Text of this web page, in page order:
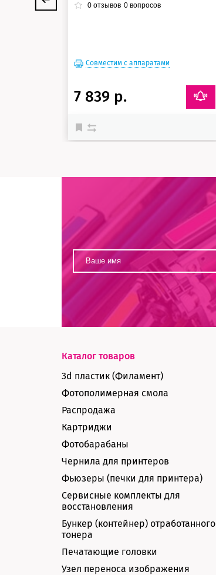
0 отзывов 0 вопросов
Совместим с аппаратами
7 839 р.
Каталог товаров
3d пластик (Филамент)
Фотополимерная смола
Распродажа
Картриджи
Фотобарабаны
Чернила для принтеров
Фьюзеры (печки для принтера)
Сервисные комплекты для
восстановления
Бункер (контейнер) отработанного
тонера
Печатающие головки
Узел переноса изображения